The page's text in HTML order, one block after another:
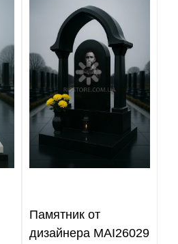
Памятник от
дизайнера MAI26029